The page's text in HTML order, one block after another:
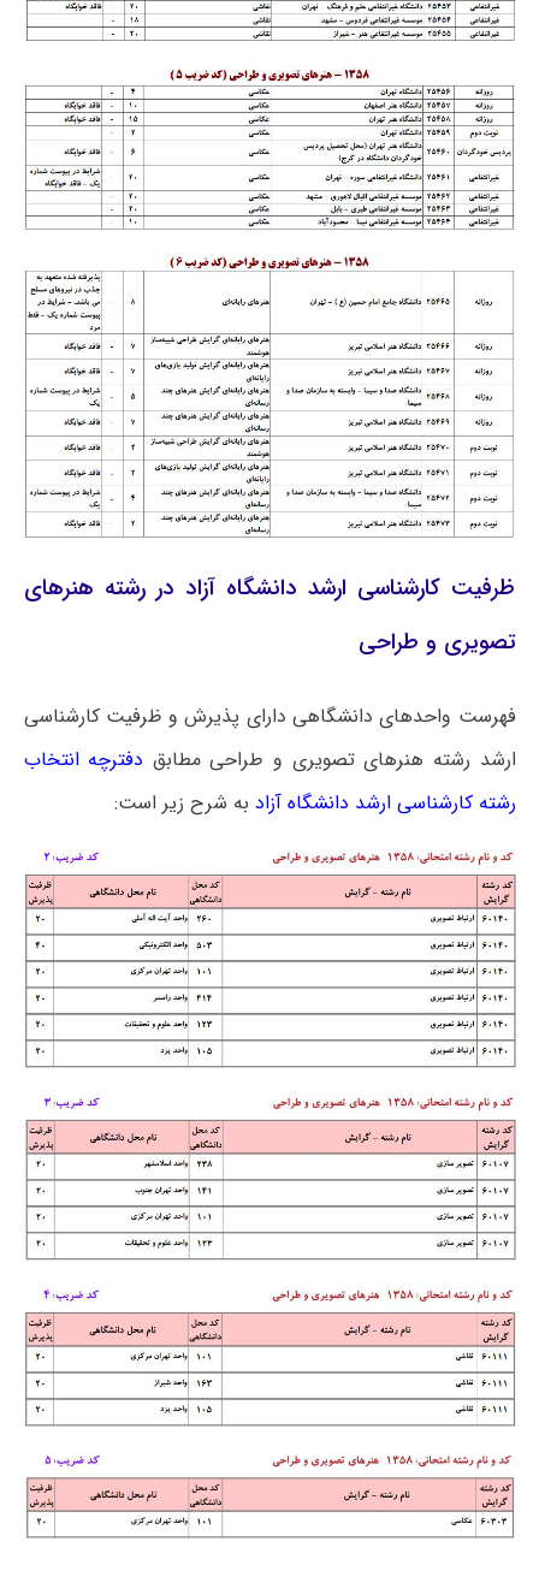
ظرفیت کارشناسی ارشد دانشگاه آزاد در رشته هنرهای
تصویری و طراحی
فهرست واحدهای دانشگاهی دارای پذیرش و ظرفیت کارشناسی
ارشد رشته هنرهای تصویری و طراحی مطابق دفترچه انتخاب
رشته کارشناسی ارشد دانشگاه آزاد به شرح زیر است: